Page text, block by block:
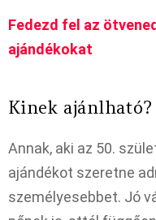
Fedezd fel az
ajándékokat
Kinek ajánlható?
Annak, aki az 50.
ajándékot szeretne
személyesebbet. Jó